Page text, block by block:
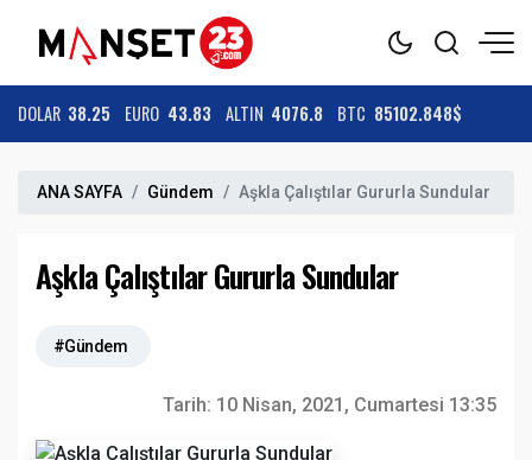
DOLAR 38.25 EURO 43.83 ALTIN 4076.8 BTC 85102.848$
ANA SAYFA Gündem Aşkla Çalıştılar Gururla Sundular
Aşkla Çalıştılar Gururla Sundular
#Gündem
Tarih: 10 Nisan, 2021, Cumartesi 13:35